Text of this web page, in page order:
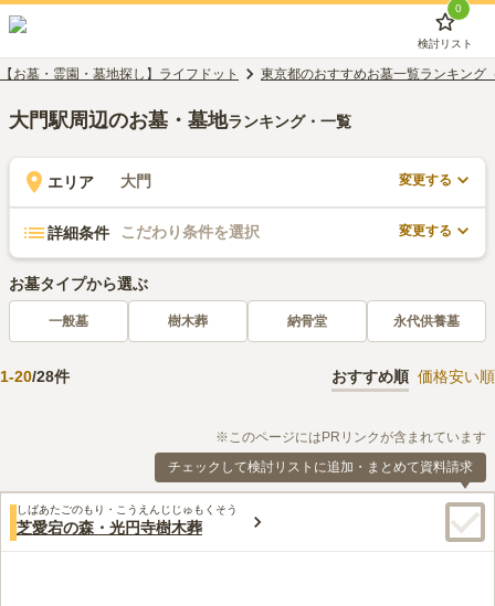
0
検討リスト
【お墓・霊園・墓地探し】ライフドット 東京都のおすすめお墓一覧ランキング
大門駅周辺のお墓・墓地ランキング・一覧
エリア 大門 変更する
詳細条件 こだわり条件を選択 変更する
お墓タイプから選ぶ
一般墓 樹木葬 納骨堂 永代供養墓
1-20/28件 おすすめ順 価格安い順
※このページにはPRリンクが含まれています
チェックして検討リストに追加・まとめて資料請求
しばあたごのもり・こうえんじじゅもくそう
芝愛宕の森・光円寺樹木葬